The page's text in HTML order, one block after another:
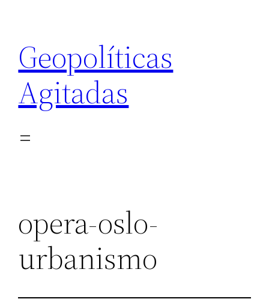
contenido
Geopolíticas
Agitadas
opera-oslo-
urbanismo